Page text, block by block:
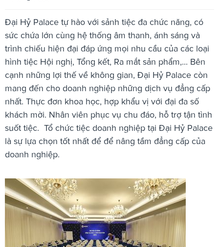
Đại Hỷ Palace tự hào với sảnh tiệc đa chức năng, có
sức chứa lớn cùng hệ thống âm thanh, ánh sáng và
trình chiếu hiện đại đáp ứng mọi nhu cầu của các loại
hình tiệc Hội nghị, Tổng kết, Ra mắt sản phẩm,... Bên
cạnh những lợi thế về không gian, Đại Hỷ Palace còn
mang đến cho doanh nghiệp những dịch vụ đẳng cấp
nhất. Thực đơn khoa học, hợp khẩu vị với đại đa số
khách mời. Nhân viên phục vụ chu đáo, hỗ trợ tận tình
suốt tiệc. Tổ chức tiệc doanh nghiệp tại Đại Hỷ Palace
là sự lựa chọn tốt nhất để để nâng tầm đẳng cấp của
doanh nghiệp.